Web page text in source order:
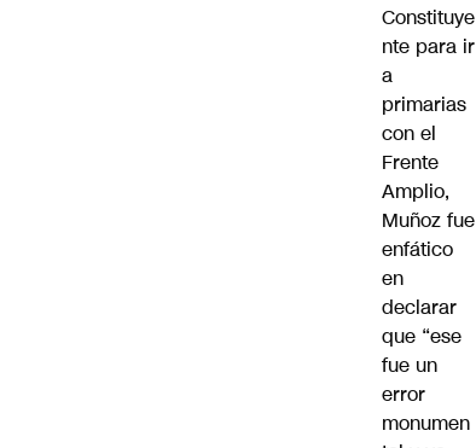
Constituye
nte para ir
a
primarias
con el
Frente
Amplio,
Muñoz fue
enfático
en
declarar
que “ese
fue un
error
monumen